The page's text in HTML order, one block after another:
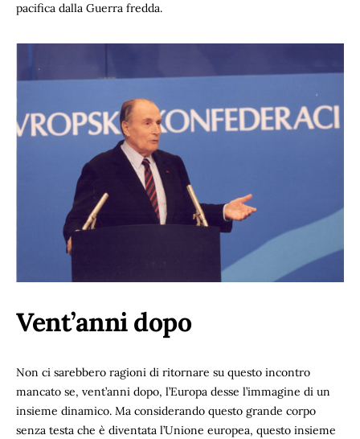
pacifica dalla Guerra fredda.
Vent’anni dopo
Non ci sarebbero ragioni di ritornare su questo incontro
mancato se, vent’anni dopo, l’Europa desse l’immagine di un
insieme dinamico. Ma considerando questo grande corpo
senza testa che è diventata l’Unione europea, questo insieme